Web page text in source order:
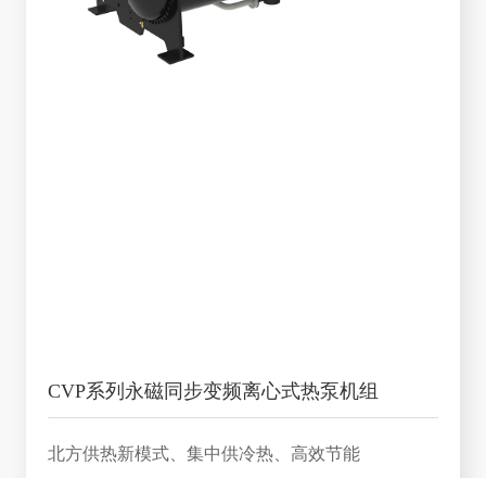
CVP系列永磁同步变频离心式热泵机组
北方供热新模式、集中供冷热、高效节能